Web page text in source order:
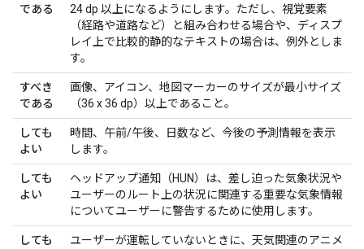
である
24 dp 以上になるようにします。ただし、視覚要素
（経路や道路など）と組み合わせる場合や、ディスプ
レイ上で比較的静的なテキストの場合は、例外としま
す。
すべき
である
画像、アイコン、地図マーカーのサイズが最小サイズ
（36 x 36 dp）以上であること。
しても
よい
時間、午前/午後、日数など、今後の予測情報を表示
します。
しても
よい
ヘッドアップ通知（HUN）は、差し迫った気象状況や
ユーザーのルート上の状況に関連する重要な気象情報
についてユーザーに警告するために使用します。
しても
ユーザーが運転していないときに、天気関連のアニメ